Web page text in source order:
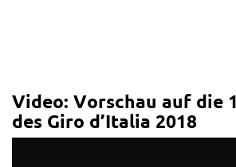
Video: Vorschau auf die
des Giro d’Italia 2018